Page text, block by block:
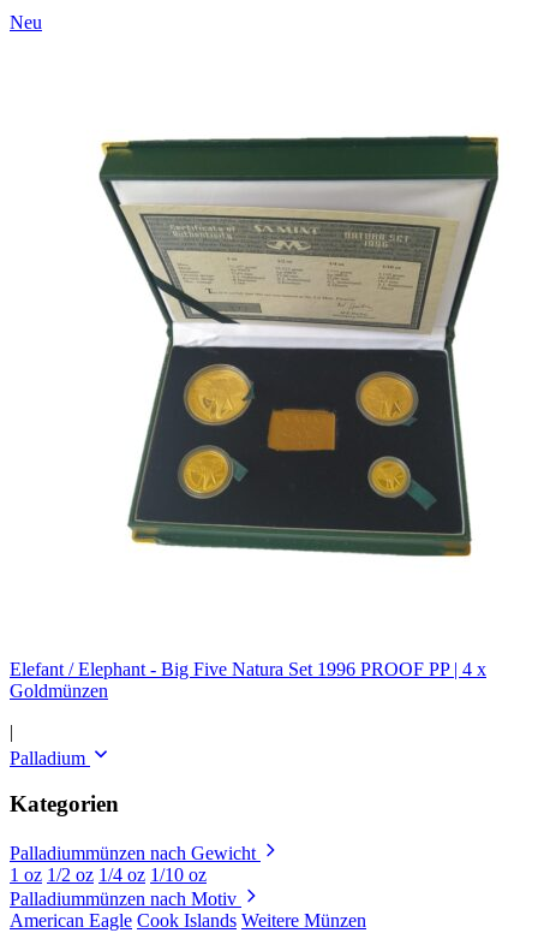
Neu
Elefant / Elephant - Big Five Natura Set 1996 PROOF PP | 4 x
Goldmünzen
|
Palladium
Kategorien
Palladiummünzen nach Gewicht
1 oz 1/2 oz 1/4 oz 1/10 oz
Palladiummünzen nach Motiv
American Eagle Cook Islands Weitere Münzen